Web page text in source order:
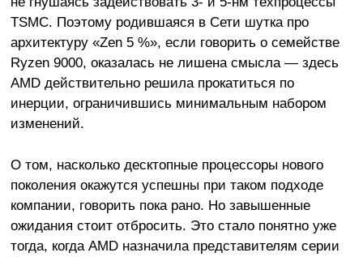
TSMC. Поэтому родившаяся в Сети шутка про
архитектуру «Zen 5 %», если говорить о семействе
Ryzen 9000, оказалась не лишена смысла — здесь
AMD действительно решила прокатиться по
инерции, ограничившись минимальным набором
изменений.
О том, насколько десктопные процессоры нового
поколения окажутся успешны при таком подходе
компании, говорить пока рано. Но завышенные
ожидания стоит отбросить. Это стало понятно уже
тогда, когда AMD назначила представителям серии